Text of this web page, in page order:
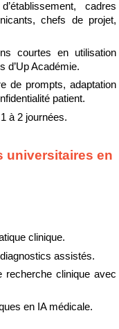
cadres
chefs de projet,
courtes en utilisation
d’Up Académie.
de prompts, adaptation
patient.
à 2 journées.
universitaires en
clinique.
assistés.
recherche clinique avec
en IA médicale.